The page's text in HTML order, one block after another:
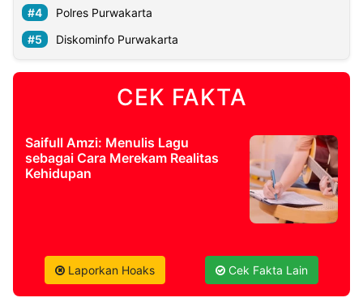
2026
Kabarbaru
Polres Purwakarta
Diskominfo Purwakarta
CEK FAKTA
Saifull Amzi: Menulis Lagu
sebagai Cara Merekam Realitas
Kehidupan
Laporkan Hoaks Cek Fakta Lain